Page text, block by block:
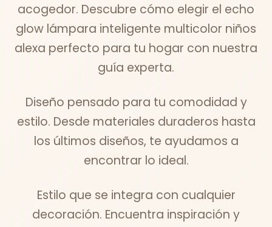
acogedor. Descubre cómo elegir el echo
glow lámpara inteligente multicolor niños
alexa perfecto para tu hogar con nuestra
guía experta.
Diseño pensado para tu comodidad y
estilo. Desde materiales duraderos hasta
los últimos diseños, te ayudamos a
encontrar lo ideal.
Estilo que se integra con cualquier
decoración. Encuentra inspiración y